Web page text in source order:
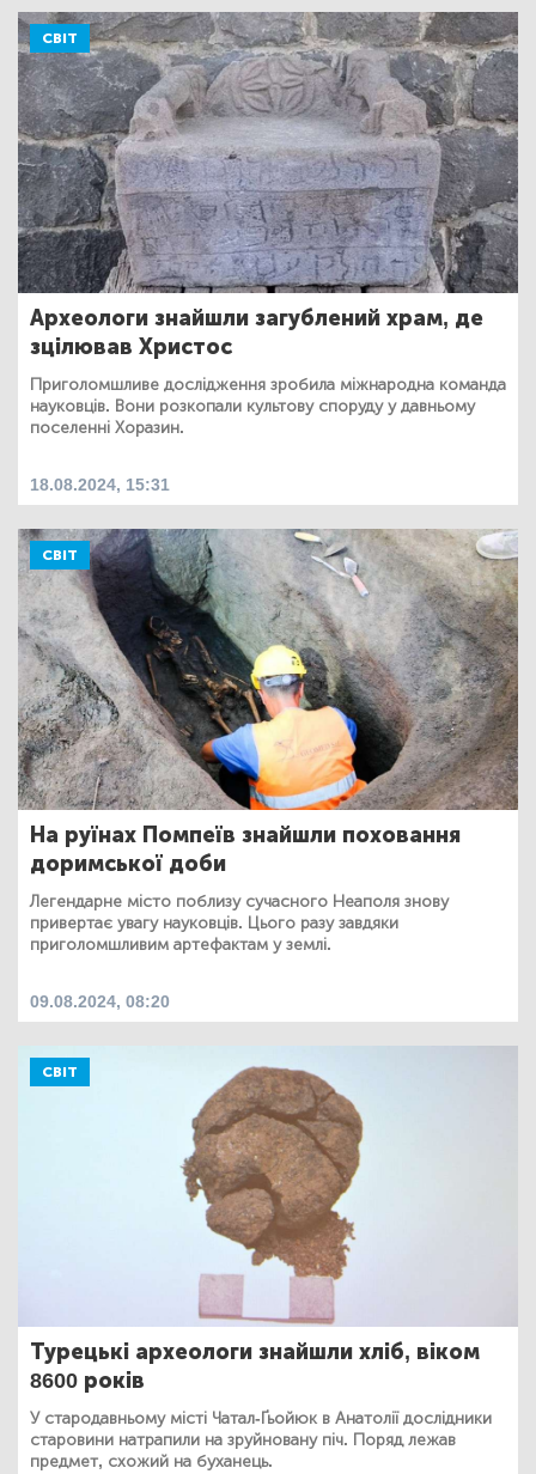
СВІТ
Археологи знайшли загублений храм, де
зцілював Христос
Приголомшливе дослідження зробила міжнародна команда
науковців. Вони розкопали культову споруду у давньому
поселенні Хоразин.
18.08.2024, 15:31
СВІТ
На руїнах Помпеїв знайшли поховання
доримської доби
Легендарне місто поблизу сучасного Неаполя знову
привертає увагу науковців. Цього разу завдяки
приголомшливим артефактам у землі.
09.08.2024, 08:20
СВІТ
Турецькі археологи знайшли хліб, віком
8600 років
У стародавньому місті Чатал-Ґьойюк в Анатолії дослідники
старовини натрапили на зруйновану піч. Поряд лежав
предмет, схожий на буханець.